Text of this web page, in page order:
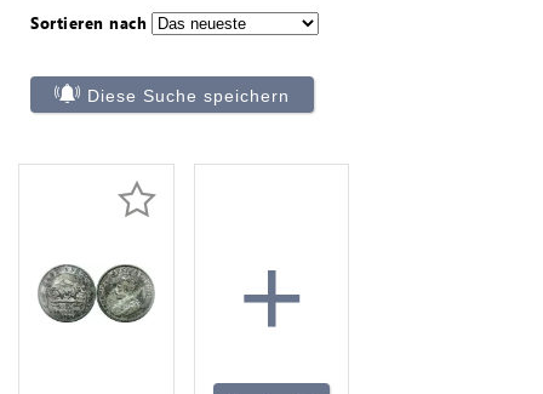
Sortieren nach
Diese Suche speichern
+